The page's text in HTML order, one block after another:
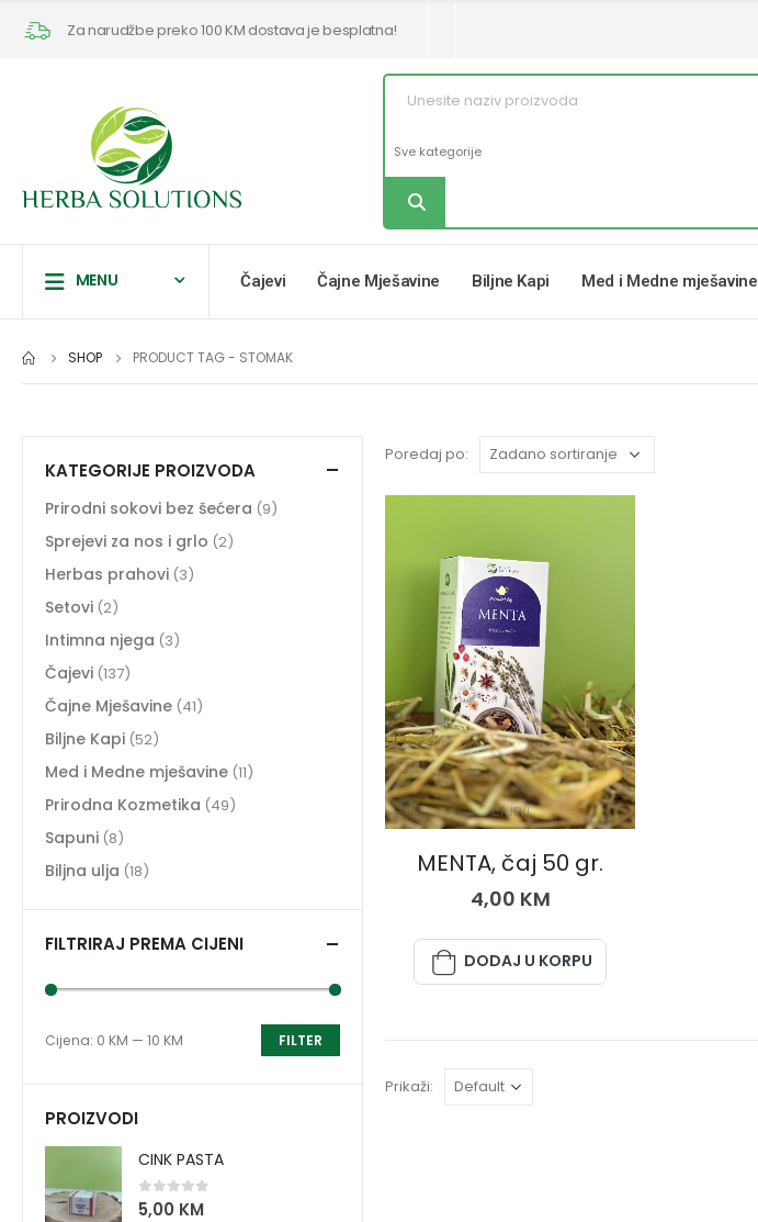
Za narudžbe preko 100 KM dostava je besplatna!
MENU Čajevi Čajne Mješavine Biljne Kapi Med i Medne mješavine
SHOP PRODUCT TAG - STOMAK
Poredaj po:
ČAJEVI
MENTA, čaj 50 gr.
4,00 KM
DODAJ U KORPU
Prikaži:
KATEGORIJE PROIZVODA
Prirodni sokovi bez šećera (9)
Sprejevi za nos i grlo (2)
Herbas prahovi (3)
Setovi (2)
Intimna njega (3)
Čajevi (137)
Čajne Mješavine (41)
Biljne Kapi (52)
Med i Medne mješavine (11)
Prirodna Kozmetika (49)
Sapuni (8)
Biljna ulja (18)
FILTRIRAJ PREMA CIJENI
FILTER
Cijena: 0 KM — 10 KM
PROIZVODI
CINK PASTA
0 out of 5
5,00 KM